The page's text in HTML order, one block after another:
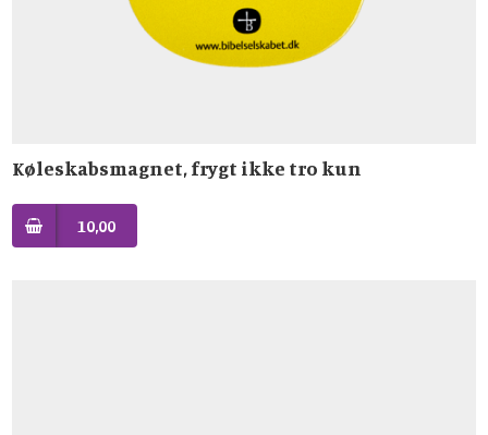
Køleskabsmagnet, frygt ikke tro kun
10,00